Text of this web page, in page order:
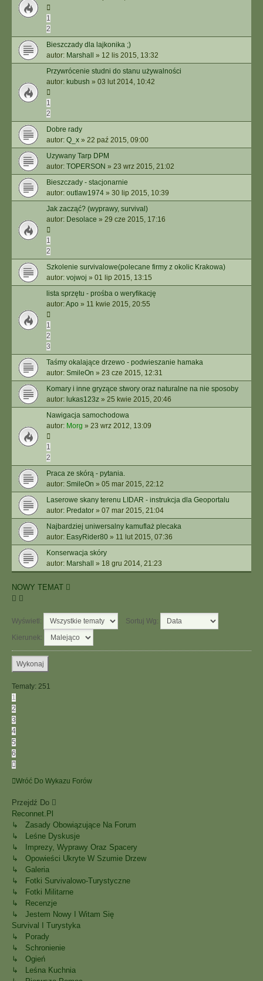
1
2
Bieszczady dla lajkonika ;)
autor: Marshall » 12 lis 2015, 13:32
Przywrócenie studni do stanu używalności
autor: kubush » 03 lut 2014, 10:42
1
2
Dobre rady
autor: Q_x » 22 paź 2015, 09:00
Uzywany Tarp DPM
autor: TOPERSON » 23 wrz 2015, 21:02
Bieszczady - stacjonarnie
autor: outlaw1974 » 30 lip 2015, 10:39
Jak zacząć? (wyprawy, survival)
autor: Desolace » 29 cze 2015, 17:16
1
2
Szkolenie survivalowe(polecane firmy z okolic Krakowa)
autor: vojwoj » 01 lip 2015, 13:15
lista sprzętu - prośba o weryfikację
autor:Apo » 11 kwie 2015, 20:55
1
2
3
Taśmy okalające drzewo - podwieszanie hamaka
autor: SmileOn » 23 cze 2015, 12:31
Komary i inne gryzące stwory oraz naturalne na nie sposoby
autor: lukas123z » 25 kwie 2015, 20:46
Nawigacja samochodowa
autor: Morg » 23 wrz 2012, 13:09
1
2
Praca ze skórą - pytania.
autor: SmileOn » 05 mar 2015, 22:12
Laserowe skany terenu LIDAR - instrukcja dla Geoportalu
autor: Predator » 07 mar 2015, 21:04
Najbardziej uniwersalny kamuflaż plecaka
autor: EasyRider80 » 11 lut 2015, 07:36
Konserwacja skóry
autor: Marshall » 18 gru 2014, 21:23
NOWY TEMAT
Wyświetl:
Sortuj Wg:
Kierunek:
Tematy: 251
1
2
3
4
5
6
Wróć Do Wykazu Forów
Przejdź Do
Reconnet.pl
↳ Zasady Obowiązujące Na Forum
↳ Leśne Dyskusje
↳ Imprezy, Wyprawy Oraz Spacery
↳ Opowieści Ukryte W Szumie Drzew
↳ Galeria
↳ Fotki Survivalowo-Turystyczne
↳ Fotki Militarne
↳ Recenzje
↳ Jestem Nowy I Witam Się
Survival I Turystyka
↳ Porady
↳ Schronienie
↳ Ogień
↳ Leśna Kuchnia